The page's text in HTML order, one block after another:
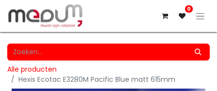
0
Alle producten
Hexis Ecotac E3280M Pacific Blue matt 615mm